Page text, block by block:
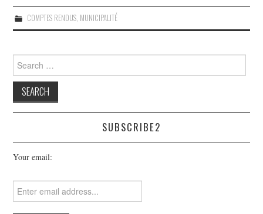
COMPTES RENDUS, MUNICIPALITÉ
for:
SUBSCRIBE2
Your email: